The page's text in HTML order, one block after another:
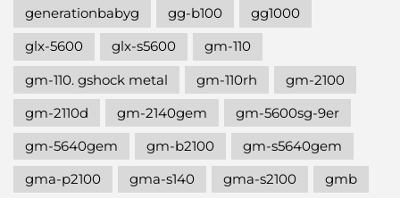
generationbabyg
gg-b100
gg1000
glx-5600
glx-s5600
gm-110
gm-110. gshock metal
gm-110rh
gm-2100
gm-2110d
gm-2140gem
gm-5600sg-9er
gm-5640gem
gm-b2100
gm-s5640gem
gma-p2100
gma-s140 gma-s2100
gmb